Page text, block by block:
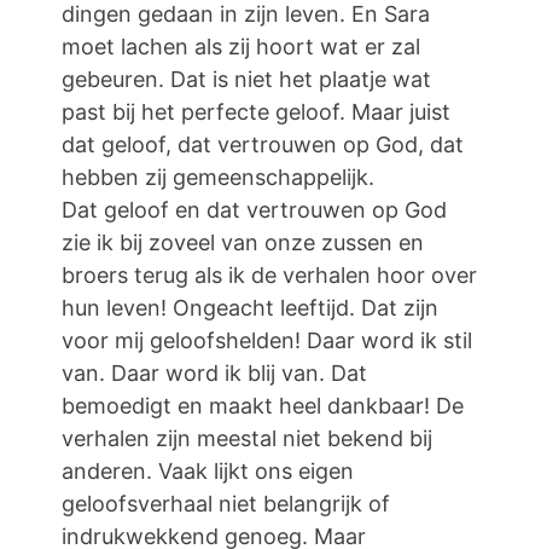
dingen gedaan in zijn leven. En Sara
moet lachen als zij hoort wat er zal
gebeuren. Dat is niet het plaatje wat
past bij het perfecte geloof. Maar juist
dat geloof, dat vertrouwen op God, dat
hebben zij gemeenschappelijk.
Dat geloof en dat vertrouwen op God
zie ik bij zoveel van onze zussen en
broers terug als ik de verhalen hoor over
hun leven! Ongeacht leeftijd. Dat zijn
voor mij geloofshelden! Daar word ik stil
van. Daar word ik blij van. Dat
bemoedigt en maakt heel dankbaar! De
verhalen zijn meestal niet bekend bij
anderen. Vaak lijkt ons eigen
geloofsverhaal niet belangrijk of
indrukwekkend genoeg. Maar